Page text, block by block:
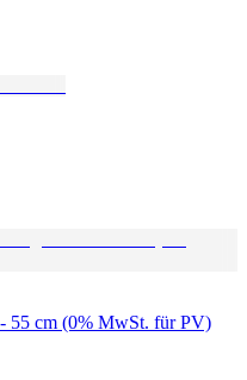
55 cm (0% MwSt. für PV)